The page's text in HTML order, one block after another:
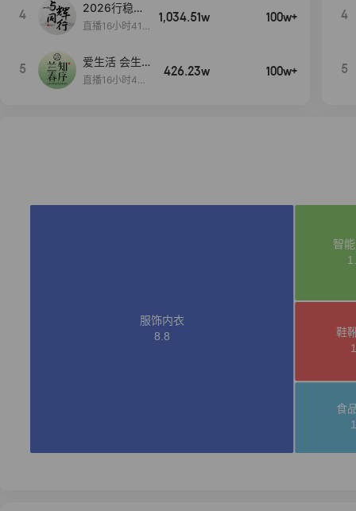
4
2026行稳致
远
直播16小时41
1,034.51w 100w+
5
爱生活 会生
活
直播16小时45
426.23w 100w+
4
5